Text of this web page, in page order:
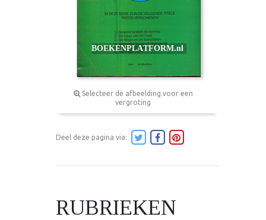
Selecteer de afbeelding voor een
vergroting
Deel deze pagina via:
RUBRIEKEN